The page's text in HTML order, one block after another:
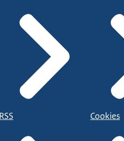
RSS Cookies